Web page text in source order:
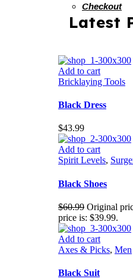
Checkout
Latest
Add to cart
Bricklaying Tools
Black Dress
$43.99
Add to cart
Spirit Levels,
Black Shoes
$60.99 Original
price is: $39.99.
Add to cart
Axes & Picks, Men
Black Suit